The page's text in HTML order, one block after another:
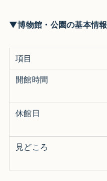
▼博物館・公園の基本情報
項目
開館時間
休館日
見どころ